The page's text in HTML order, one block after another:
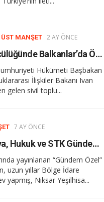
ÜST MANŞET 2 AY ÖNCE
Adil Koçalan Öncülüğünde Balkanlar’da Önemli Diplomasi Teması
Hükümeti Başbakan
İlişkiler Bakanı Ivan
gelen sivil toplu...
7 AY ÖNCE
Kanal 34’te Medya, Hukuk ve STK Gündemi Konuşuldu
yayınlanan “Gündem Özel”
uzun yıllar Bölge İdare
yapmış, Niksar Yeşilhisa...